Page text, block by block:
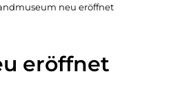
neu eröffnet
eröffnet